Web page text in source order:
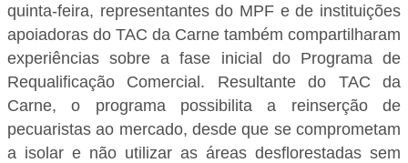
quinta-feira, representantes do MPF e de instituições
apoiadoras do TAC da Carne também compartilharam
experiências sobre a fase inicial do Programa de
Requalificação Comercial. Resultante do TAC da
Carne, o programa possibilita a reinserção de
pecuaristas ao mercado, desde que se comprometam
a isolar e não utilizar as áreas desflorestadas sem